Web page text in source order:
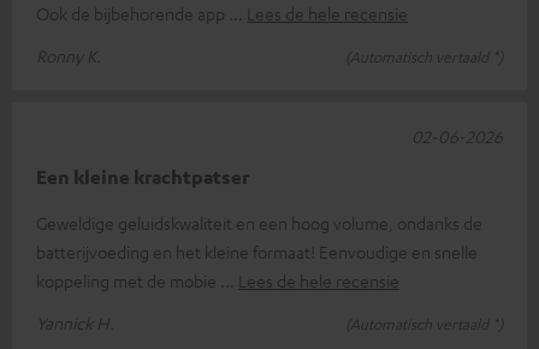
Ook de bijbehorende app
Lees de hele recensie
Ronny K.
(Automatisch vertaald *)
Een kleine krachtpatser
Geweldige geluidskwaliteit en een hoog volume, ondanks de
batterijvoeding en het kleine formaat! Eenvoudige en snelle
koppeling met de mobie
Lees de hele recensie
Yannick H.
(Automatisch vertaald *)
02-06-2026